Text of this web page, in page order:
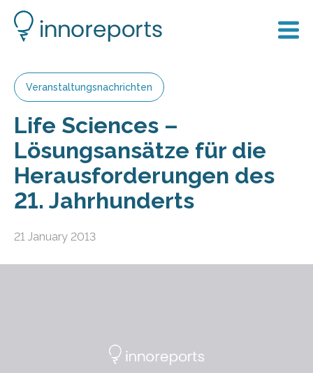
Veranstaltungsnachrichten
Life Sciences –
Lösungsansätze für die
Herausforderungen des
21. Jahrhunderts
21 January 2013